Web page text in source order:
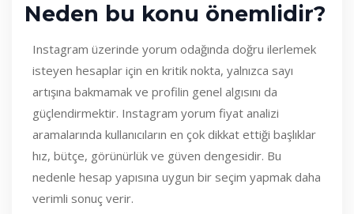
Neden bu konu önemlidir?
Instagram üzerinde yorum odağında doğru ilerlemek
isteyen hesaplar için en kritik nokta, yalnızca sayı
artışına bakmamak ve profilin genel algısını da
güçlendirmektir. Instagram yorum fiyat analizi
aramalarında kullanıcıların en çok dikkat ettiği başlıklar
hız, bütçe, görünürlük ve güven dengesidir. Bu
nedenle hesap yapısına uygun bir seçim yapmak daha
verimli sonuç verir.